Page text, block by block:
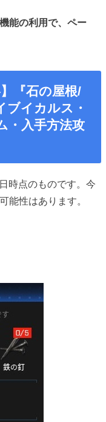
能の利用で、ペー
『石の屋根/
ブイカルス・
・入手方法攻
時点のものです。今
能性はあります。